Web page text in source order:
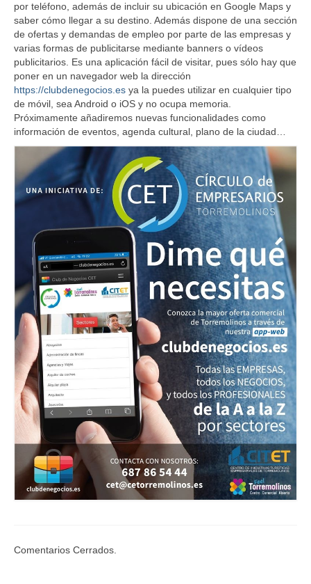
Noticias
Contacto
Buzón de sugerencias
por teléfono, además de incluir su ubicación en Google Maps y
saber cómo llegar a su destino. Además dispone de una sección
de ofertas y demandas de empleo por parte de las empresas y
varias formas de publicitarse mediante banners o vídeos
publicitarios. Es una aplicación fácil de visitar, pues sólo hay que
poner en un navegador web la dirección
https://clubdenegocios.es ya la puedes utilizar en cualquier tipo
de móvil, sea Android o iOS y no ocupa memoria.
Próximamente añadiremos nuevas funcionalidades como
información de eventos, agenda cultural, plano de la ciudad…
Comentarios Cerrados.